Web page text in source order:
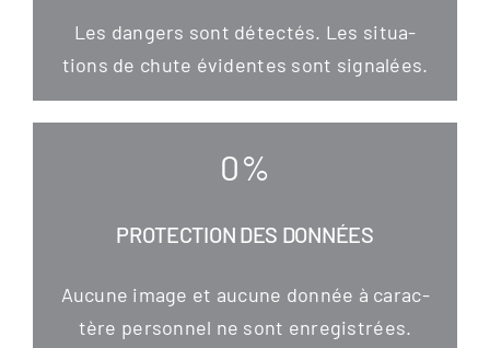
Les dan­gers sont détec­tés. Les situa­
tions de chu­te évi­den­tes sont signalées.
0%
PROTECTION DES DONNÉES
Aucu­ne image et aucu­ne don­née à carac­
tère per­son­nel ne sont enregistrées.